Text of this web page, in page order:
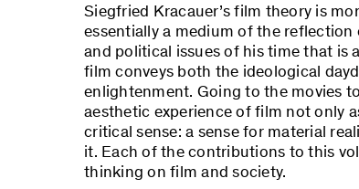
Siegfried Kracauer’s film theory is
essentially a medium of the
and political issues of his time that is
film conveys both the ideological
enlightenment. Going to the movies
aesthetic experience of film not only
critical sense: a sense for material
it. Each of the contributions to this
thinking on film and society.